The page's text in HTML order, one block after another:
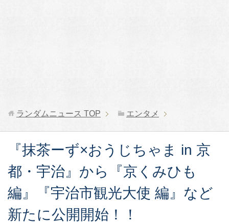
ランダムニュース TOP エンタメ
『抹茶ーず×おうじちゃま in 京
都・宇治』から『京くみひも
編』『宇治市観光大使 編』など
新たに公開開始！！